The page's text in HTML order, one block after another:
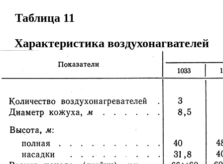
Таблица 11
Характеристика воздухонагвателей